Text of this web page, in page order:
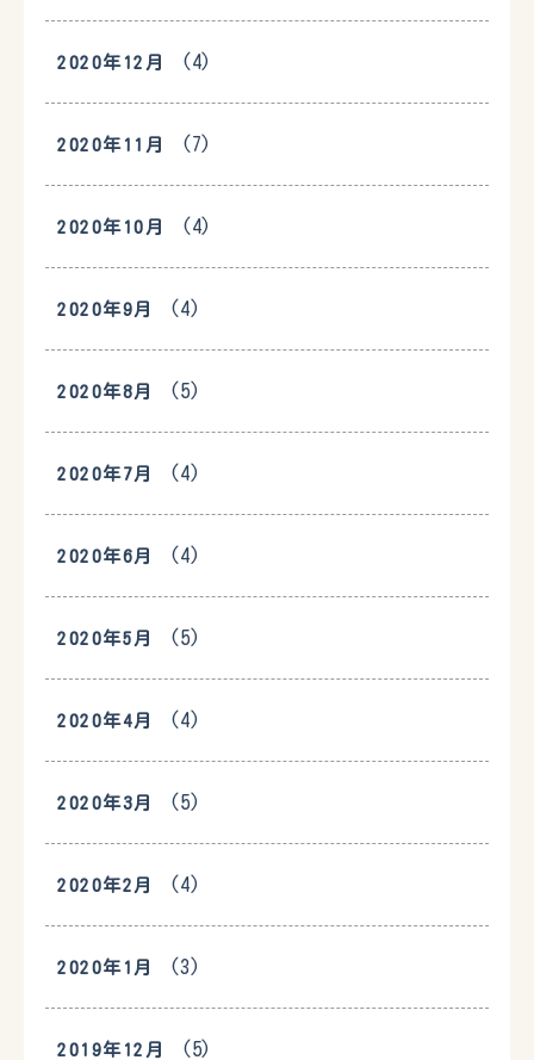
2020年12月 (4)
2020年11月 (7)
2020年10月 (4)
2020年9月 (4)
2020年8月 (5)
2020年7月 (4)
2020年6月 (4)
2020年5月 (5)
2020年4月 (4)
2020年3月 (5)
2020年2月 (4)
2020年1月 (3)
2019年12月 (5)